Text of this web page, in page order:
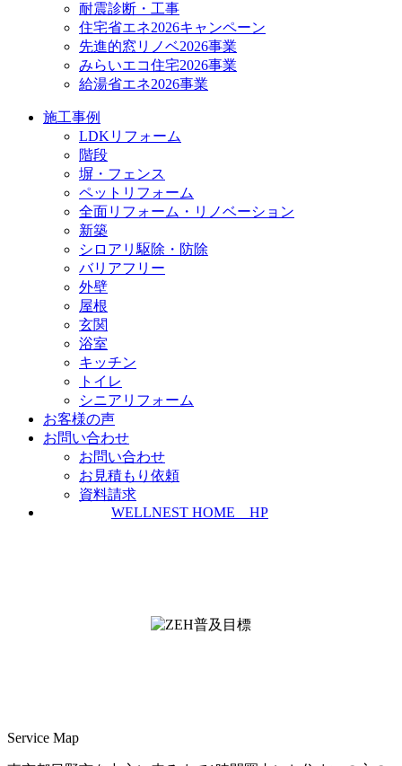
耐震診断・工事
住宅省エネ2026キャンペーン
先進的窓リノベ2026事業
みらいエコ住宅2026事業
給湯省エネ2026事業
施工事例
LDKリフォーム
階段
塀・フェンス
ペットリフォーム
全面リフォーム・リノベーション
新築
シロアリ駆除・防除
バリアフリー
外壁
屋根
玄関
浴室
キッチン
トイレ
シニアリフォーム
お客様の声
お問い合わせ
お問い合わせ
お見積もり依頼
資料請求
WELLNEST HOME HP
Service Map